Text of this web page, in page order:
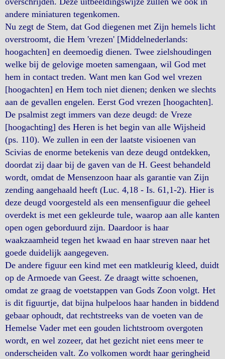
andere miniaturen tegenkomen.
Nu zegt de Stem, dat God diegenen met Zijn hemels licht
overstroomt, die Hem 'vrezen' [Middelnederlands:
hoogachten] en deemoedig dienen. Twee zielshoudingen
welke bij de gelovige moeten samengaan, wil God met
hem in contact treden. Want men kan God wel vrezen
[hoogachten] en Hem toch niet dienen; denken we slechts
aan de gevallen engelen. Eerst God vrezen [hoogachten].
De psalmist zegt immers van deze deugd: de Vreze
[hoogachting] des Heren is het begin van alle Wijsheid
(ps. 110). We zullen in een der laatste visioenen van
Scivias de enorme betekenis van deze deugd ontdekken,
doordat zij daar bij de gaven van de H. Geest behandeld
wordt, omdat de Mensenzoon haar als garantie van Zijn
zending aangehaald heeft (Luc. 4,18 - Is. 61,1-2). Hier is
deze deugd voorgesteld als een mensenfiguur die geheel
overdekt is met een gekleurde tule, waarop aan alle kanten
open ogen geborduurd zijn. Daardoor is haar
waakzaamheid tegen het kwaad en haar streven naar het
goede duidelijk aangegeven.
De andere figuur een kind met een matkleurig kleed, duidt
op de Armoede van Geest. Ze draagt witte schoenen,
omdat ze graag de voetstappen van Gods Zoon volgt. Het
is dit figuurtje, dat bijna hulpeloos haar handen in biddend
gebaar ophoudt, dat rechtstreeks van de voeten van de
Hemelse Vader met een gouden lichtstroom overgoten
wordt, en wel zozeer, dat het gezicht niet eens meer te
onderscheiden valt. Zo volkomen wordt haar geringheid